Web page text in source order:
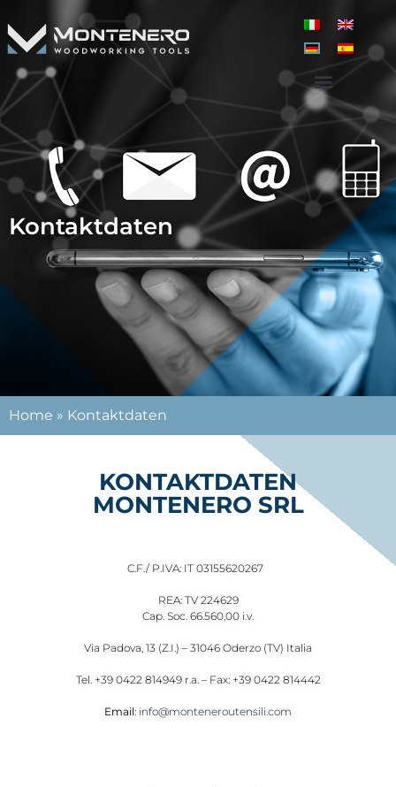
Kontaktdaten
Home » Kontaktdaten
KONTAKTDATEN
MONTENERO SRL
C.F./ P.IVA: IT 03155620267
REA: TV 224629
Cap. Soc. 66.560,00 i.v.
Via Padova, 13 (Z.I.) – 31046 Oderzo (TV) Italia
Tel. +39 0422 814949 r.a. – Fax: +39 0422 814442
Email: info@monteneroutensili.com